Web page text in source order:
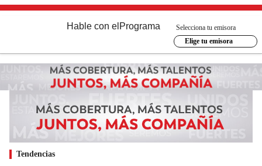
Hable con el Programa
Selecciona tu emisora
Elige tu emisora
Tendencias